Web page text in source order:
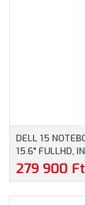
DELL 15
15.6" FULLHD,
MAGYAR
GARANCIA,
279 900 Ft